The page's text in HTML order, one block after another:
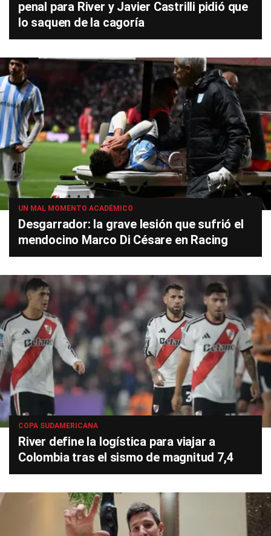
penal para River y Javier Castrilli pidió que
lo saquen de la cagoría
UN MAL MOMENTO ACADÉMICO
Desgarrador: la grave lesión que sufrió el
mendocino Marco Di Césare en Racing
COPA SUDAMERICANA
River define la logística para viajar a
Colombia tras el sismo de magnitud 7,4